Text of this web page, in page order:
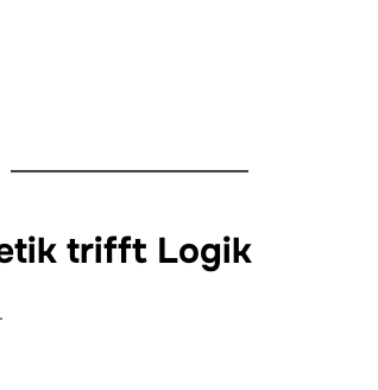
trifft Logik